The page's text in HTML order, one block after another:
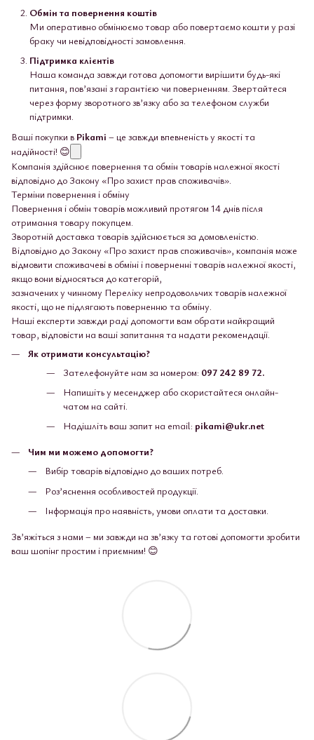
Обмін та повернення коштів
Ми оперативно обмінюємо товар або повертаємо кошти у разі
браку чи невідповідності замовлення.
Підтримка клієнтів
Наша команда завжди готова допомогти вирішити будь-які
питання, пов’язані з гарантією чи поверненням. Звертайтеся
через форму зворотного зв’язку або за телефоном служби
підтримки.
Ваші покупки в Pikami – це завжди впевненість у якості та
надійності! 😊
Компанія здійснює повернення та обмін товарів належної якості
відповідно до Закону «Про захист прав споживачів».
Терміни повернення і обміну
Повернення і обмін товарів можливий протягом 14 днів після
отримання товару покупцем.
Зворотній доставка товарів здійснюється за домовленістю.
Відповідно до Закону «Про захист прав споживачів», компанія може
відмовити споживачеві в обміні і поверненні товарів належної якості,
якщо вони відносяться до категорій,
зазначених у чинному Переліку непродовольчих товарів належної
якості, що не підлягають поверненню та обміну.
Наші експерти завжди раді допомогти вам обрати найкращий
товар, відповісти на ваші запитання та надати рекомендації.
Як отримати консультацію?
Зателефонуйте нам за номером: 097 242 89 72.
Напишіть у месенджер або скористайтеся онлайн-
чатом на сайті.
Надішліть ваш запит на email: pikami@ukr.net
Чим ми можемо допомогти?
Вибір товарів відповідно до ваших потреб.
Роз’яснення особливостей продукції.
Інформація про наявність, умови оплати та доставки.
Зв’яжіться з нами – ми завжди на зв’язку та готові допомогти зробити
ваш шопінг простим і приємним! 😊